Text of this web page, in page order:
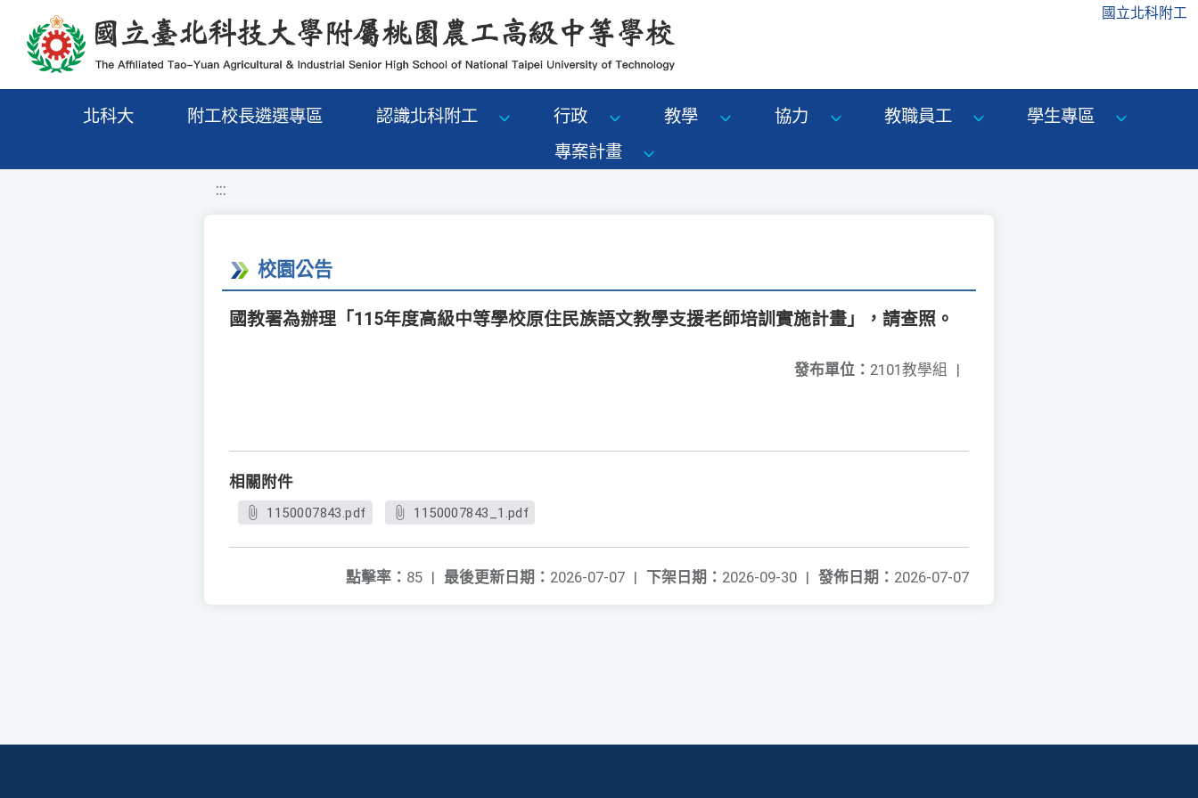
移至網頁之主要內容區位置 國立北科附工
北科大 附工校長遴選專區 認識北科附工 行政 教學 協力 教職員工
學生專區
專案計畫
:::
校園公告
國教署為辦理「115年度高級中等學校原住民族語文教學支援老師培訓實施計畫」，請查照。
發布單位： 2101教學組 |
相關附件
1150007843.pdf 1150007843_1.pdf
發佈日期： 2026-07-07
下架日期： 2026-09-30 |
最後更新日期： 2026-07-07 |
點擊率： 85 |